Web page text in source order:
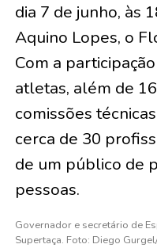
dia 7 de junho, às
Aquino Lopes, o
Com a
atletas, além de
comissões
cerca de 30
de um público de
pessoas.
Governador e secretário de
Supertaça. Foto: Diego